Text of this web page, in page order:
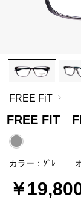
FREE FiT
FREE FIT
カラー：ｸﾞﾚｰ
￥